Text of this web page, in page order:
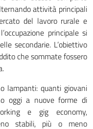
attività principali
del lavoro rurale e
principale si
secondarie. L’obiettivo
che sommate fossero
lampanti: quanti giovani
oggi a nuove forme di
e gig economy,
stabili, più o meno